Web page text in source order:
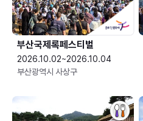
부산국제록페스티벌
2026.10.02~2026.10.04
부산광역시 사상구